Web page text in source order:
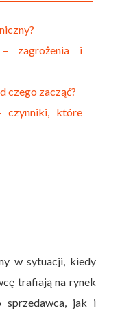
– zagrożenia i
czego zacząć?
czynniki, które
w sytuacji, kiedy
trafiają na rynek
sprzedawca, jak i